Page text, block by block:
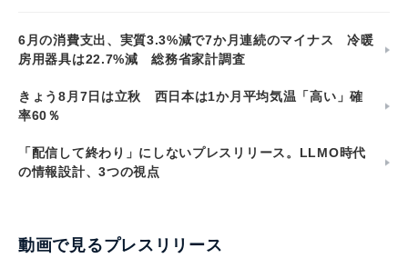
6月の消費支出、実質3.3%減で7か月連続のマイナス 冷暖
房用器具は22.7%減 総務省家計調査
きょう8月7日は立秋 西日本は1か月平均気温「高い」確
率60％
「配信して終わり」にしないプレスリリース。LLMO時代
の情報設計、3つの視点
動画で見るプレスリリース